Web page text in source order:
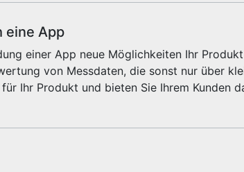
eine App
einer App neue Möglichkeiten Ihr
von Messdaten, die sonst nur über
Ihr Produkt und bieten Sie Ihrem Kunden